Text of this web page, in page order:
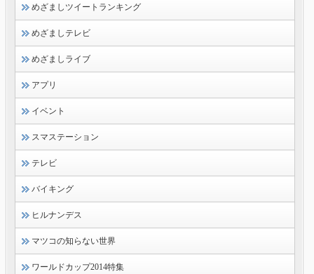
めざましツイートランキング
めざましテレビ
めざましライブ
アプリ
イベント
スマステーション
テレビ
バイキング
ヒルナンデス
マツコの知らない世界
ワールドカップ2014特集